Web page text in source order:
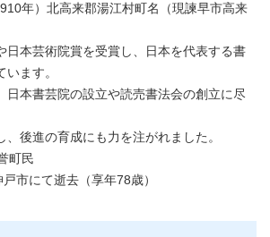
年）北高来郡湯江村町名（現諫早市高来
日本芸術院賞を受賞し、日本を代表する書
ます。
日本書芸院の設立や読売書法会の創立に尽
、後進の育成にも力を注がれました。
町民
市にて逝去（享年78歳）